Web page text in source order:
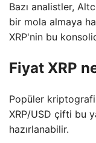
Bazı analistler,
bir mola almaya
XRP'nin bu
Fiyat XRP
Popüler
XRP/USD çifti bu
hazırlanabilir.